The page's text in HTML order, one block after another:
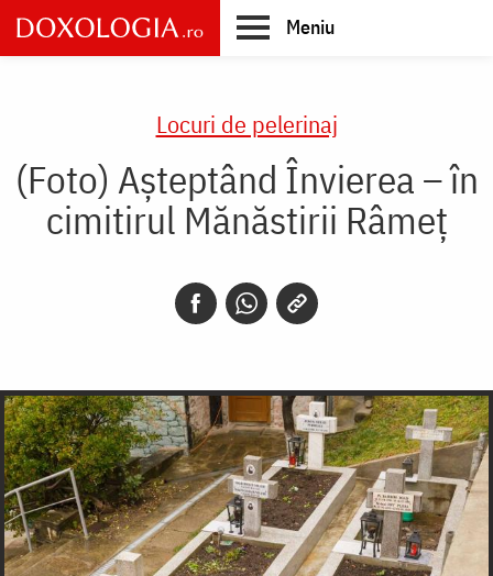
Skip
to
main
Meniu
Locuri de pelerinaj
(Foto) Așteptând Învierea – în
cimitirul Mănăstirii Râmeț